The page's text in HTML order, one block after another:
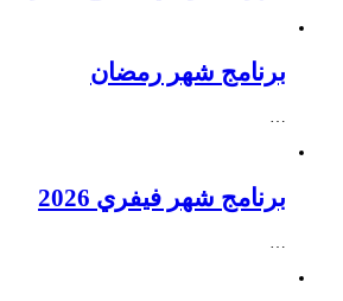
برنامج شهر رمضان
…
برنامج شهر فيفري 2026
…